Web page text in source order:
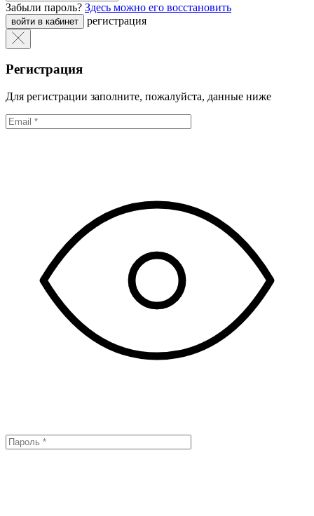
Забыли пароль? Здесь можно его восстановить
регистрация
Регистрация
Для регистрации заполните, пожалуйста, данные ниже